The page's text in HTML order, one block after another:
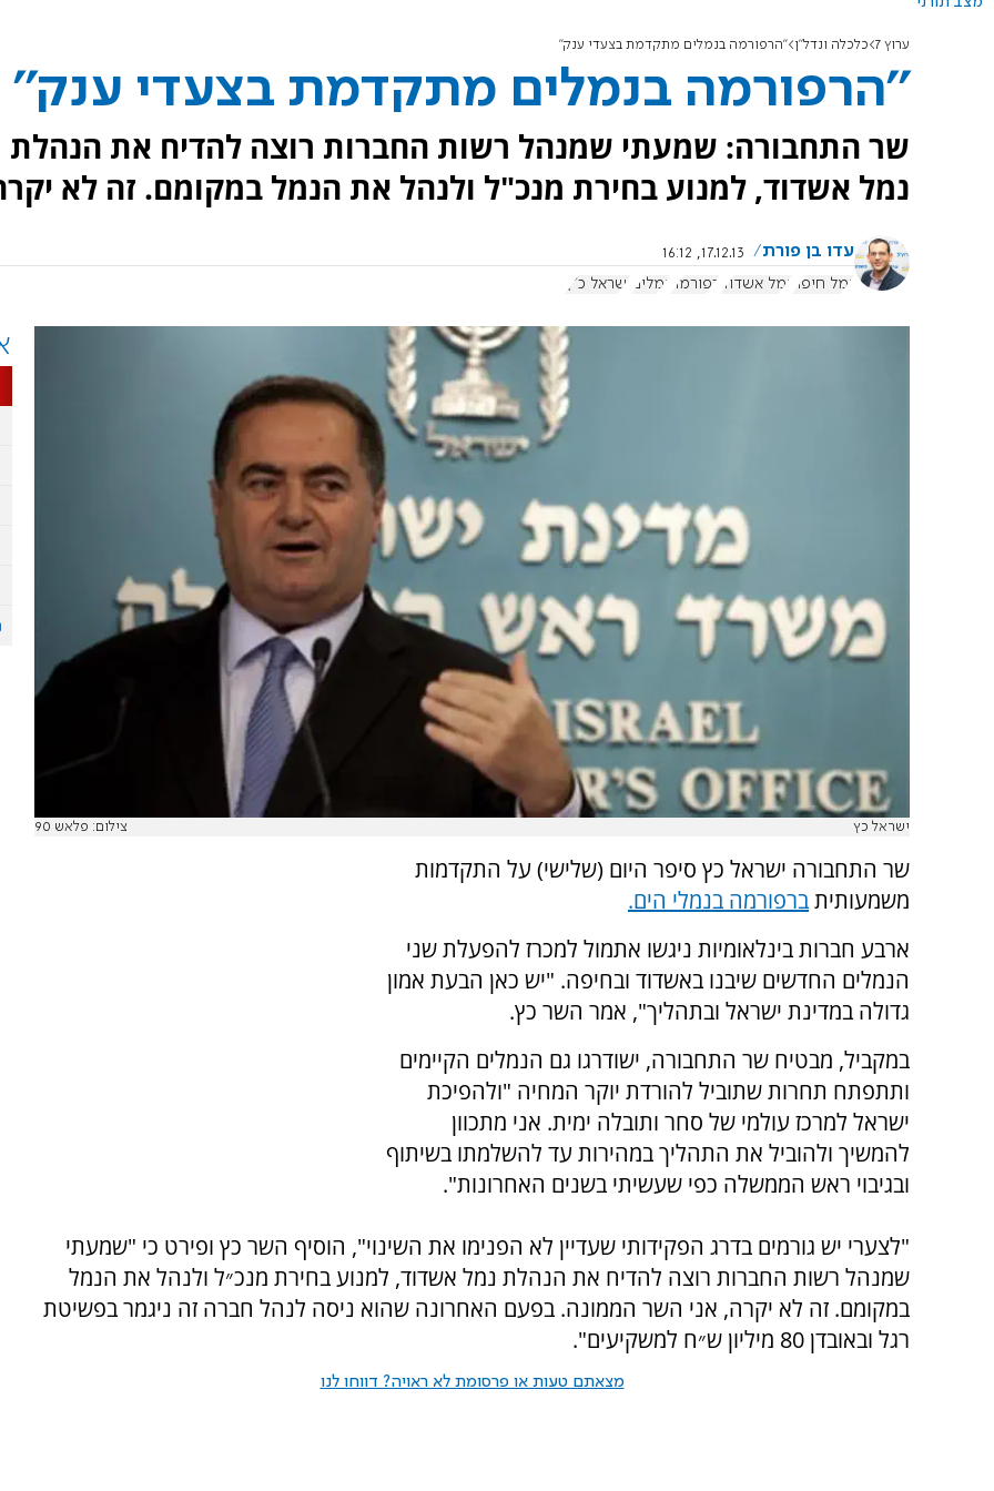
ערוץ 7 כלכלה ונדל"ן ''הרפורמה בנמלים מתקדמת בצעדי ענק''
''הרפורמה בנמלים מתקדמת בצעדי ענק''
שר התחבורה: שמעתי שמנהל רשות החברות רוצה להדיח את הנהלת
נמל אשדוד, למנוע בחירת מנכ"ל ולנהל את הנמל במקומם. זה לא
עדו בן פורת
17.12.13, 16:12
נמל חיפה
נמל אשדוד רפורמה נמלים ישראל כ"ץ
ישראל כץ צילום: פלאש 90
שר התחבורה ישראל כץ סיפר היום (שלישי) על התקדמות
משמעותיתברפורמה בנמלי הים.
ארבע חברות בינלאומיות ניגשו אתמול למכרז להפעלת שני
הנמלים החדשים שיבנו באשדוד ובחיפה. "יש כאן הבעת אמון
גדולה במדינת ישראל ובתהליך", אמר השר כץ.
במקביל, מבטיח שר התחבורה, ישודרגו גם הנמלים הקיימים
ותתפתח תחרות שתוביל להורדת יוקר המחיה "ולהפיכת
ישראל למרכז עולמי של סחר ותובלה ימית. אני מתכוון
להמשיך ולהוביל את התהליך במהירות עד להשלמתו בשיתוף
ובגיבוי ראש הממשלה כפי שעשיתי בשנים האחרונות".
"לצערי יש גורמים בדרג הפקידותי שעדיין לא הפנימו את השינוי", הוסיף השר כץ ופירט כי "שמעתי
שמנהל רשות החברות רוצה להדיח את הנהלת נמל אשדוד, למנוע בחירת מנכ״ל ולנהל את הנמל
במקומם. זה לא יקרה, אני השר הממונה. בפעם האחרונה שהוא ניסה לנהל חברה זה ניגמר בפשיטת
רגל ובאובדן 80 מיליון ש״ח למשקיעים".
מצאתם טעות או פרסומת לא ראויה? דווחו לנו